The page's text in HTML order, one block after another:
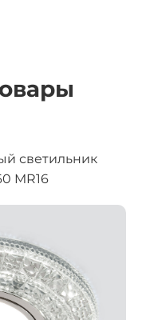
светильник
MR16